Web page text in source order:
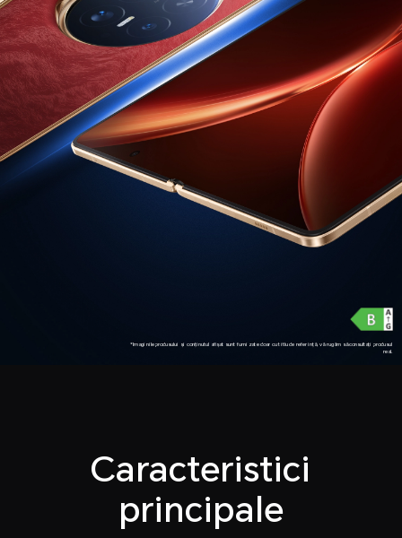
*Imaginile produsului și conținutul afișat sunt furnizate doar cu titlu de referință, vă rugăm să consultați produsul
real.
Caracteristici
principale